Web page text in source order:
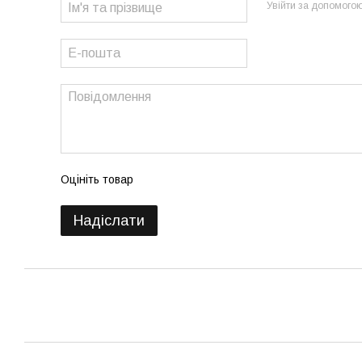
Увійти за
Оцініть товар
Надіслати